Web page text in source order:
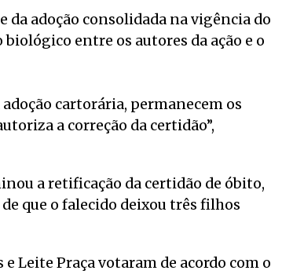
da adoção consolidada na vigência do
entre os autores da ação e o
cartorária, permanecem os
a correção da certidão”,
a retificação da certidão de óbito,
que o falecido deixou três filhos
Leite Praça votaram de acordo com o